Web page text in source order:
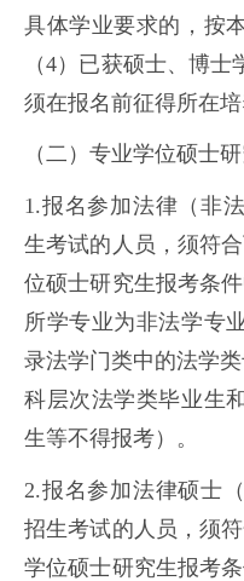
具体学业要求的，按
（4）已获硕士、博
须在报名前征得所在培
（二）专业学位硕士
1.报名参加法律（非
生考试的人员，须符
位硕士研究生报考条
所学专业为非法学专
录法学门类中的法学
科层次法学类毕业生
生等不得报考）。
2.报名参加法律硕士
招生考试的人员，须
学位硕士研究生报考